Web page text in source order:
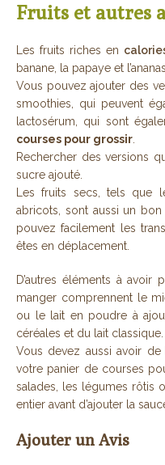
Fruits et autres
Les fruits riches en
banane, la papaye et l’ananas.
Vous pouvez ajouter des
smoothies, qui peuvent
lactosérum, qui sont
courses pour grossir
Rechercher des versions
sucre ajouté.
Les fruits secs, tels que
abricots, sont aussi un
pouvez facilement les
êtes en déplacement.
D’autres éléments à
manger comprennent le
ou le lait en poudre à
céréales et du lait classique.
Vous devez aussi avoir de
votre panier de courses
salades, les légumes rôtis
entier avant d’ajouter la
Ajouter un Avis